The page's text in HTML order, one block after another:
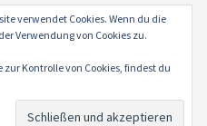
Elmastudio.
verwendet Cookies. Wenn du die
Verwendung von Cookies zu.
Kontrolle von Cookies, findest du